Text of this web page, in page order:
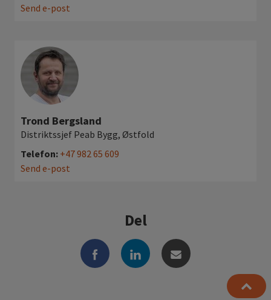
Send e-post
Trond Bergsland
Distriktssjef Peab Bygg, Østfold
Telefon: +47 982 65 609
Send e-post
Del